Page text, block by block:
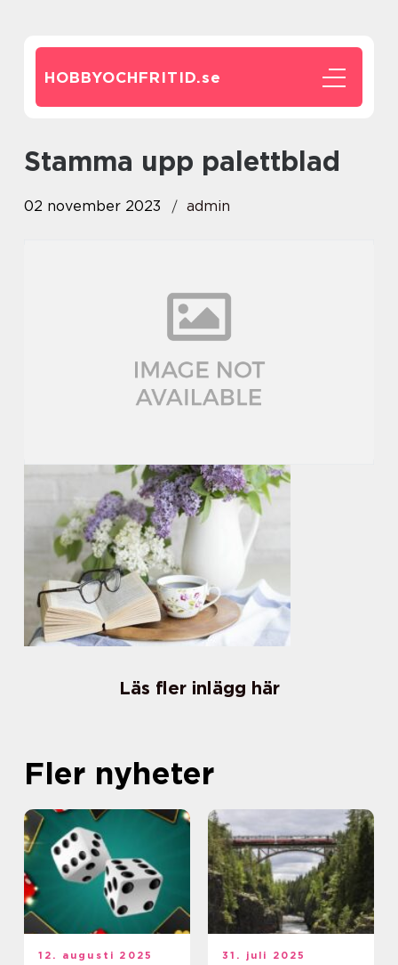
HOBBYOCHFRITID.se
stamma upp palettblad
02 november 2023 admin
Läs fler inlägg här
Fler nyheter
12. augusti 2025 31. juli 2025